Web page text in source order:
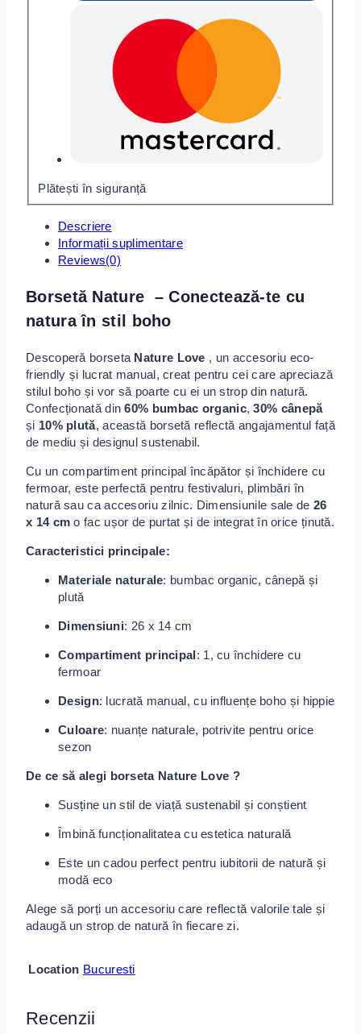
Plătești în siguranță
Descriere
Informații suplimentare
Reviews(0)
Borsetă Nature – Conectează-te cu
natura în stil boho
Descoperă borseta Nature Love , un accesoriu eco-
friendly și lucrat manual, creat pentru cei care apreciază
stilul boho și vor să poarte cu ei un strop din natură.
Confecționată din60% bumbac organic,30% cânepă
și 10% plută, această borsetă reflectă angajamentul față
de mediu și designul sustenabil.
Cu un compartiment principal încăpător și închidere cu
fermoar, este perfectă pentru festivaluri, plimbări în
natură sau ca accesoriu zilnic. Dimensiunile sale de 26
x 14 cm o fac ușor de purtat și de integrat în orice ținută.
Caracteristici principale:
Materiale naturale: bumbac organic, cânepă și
plută
Dimensiuni: 26 x 14 cm
Compartiment principal: 1, cu închidere cu
fermoar
Design: lucrată manual, cu influențe boho și hippie
Culoare: nuanțe naturale, potrivite pentru orice
sezon
De ce să alegi borseta Nature Love ?
Susține un stil de viață sustenabil și conștient
Îmbină funcționalitatea cu estetica naturală
Este un cadou perfect pentru iubitorii de natură și
modă eco
Alege să porți un accesoriu care reflectă valorile tale și
adaugă un strop de natură în fiecare zi.
Location Bucuresti
Recenzii